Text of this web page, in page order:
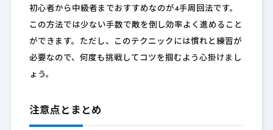
初心者から中級者までおすすめなのが4手周回法です。
この方法では少ない手数で敵を倒し効率よく進めること
ができます。ただし、このテクニックには慣れと練習が
必要なので、何度も挑戦してコツを掴むよう心掛けまし
ょう。
注意点とまとめ